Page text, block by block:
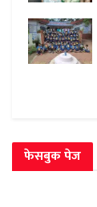
फेसबुक पेज